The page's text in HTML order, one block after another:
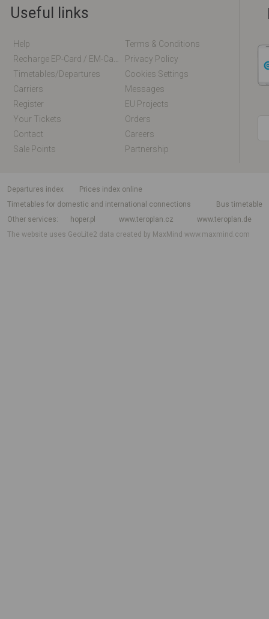
Useful links
Help
Terms & Conditions
Privacy Policy
Timetables/departures
Cookies Settings
Carriers
Messages
Register
EU Projects
Your Tickets
Orders
Contact
Careers
Sale Points
Partnership
departures index
Prices index online
Timetables for domestic and international connections
Bus timetable
Other services
hoper.pl www.teroplan.cz
www.teroplan.de
The website uses GeoLite2 data created by MaxMindwww.maxmind.com